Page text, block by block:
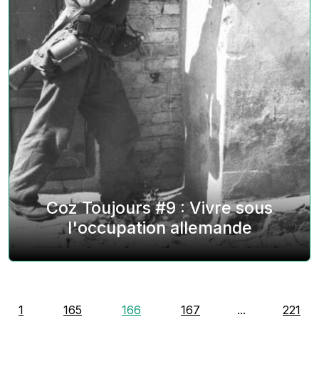
Coz Toujours #9 : Vivre sous
l'occupation allemande
1 165 166 167 ... 221